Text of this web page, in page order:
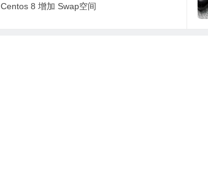
Centos 8 增加 Swap空间